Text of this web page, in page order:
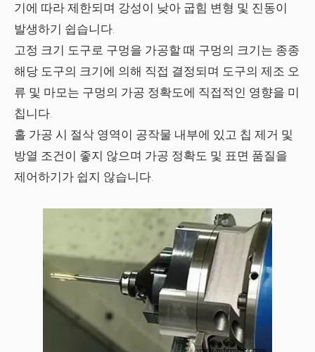
기에 따라 제한되며 강성이 낮아 굽힘 변형 및 진동이
발생하기 쉽습니다.
고정 크기 도구로 구멍을 가공할 때 구멍의 크기는 종종
해당 도구의 크기에 의해 직접 결정되며 도구의 제조 오
류 및 마모는 구멍의 가공 정확도에 직접적인 영향을 미
칩니다.
홀 가공 시 절삭 영역이 공작물 내부에 있고 칩 제거 및
방열 조건이 좋지 않으며 가공 정확도 및 표면 품질을
제어하기가 쉽지 않습니다.